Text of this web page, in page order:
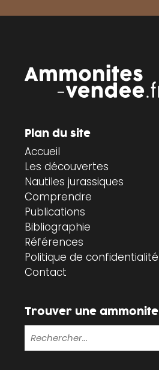
Plan du site
Accueil
Les découvertes
Nautiles jurassiques
Comprendre
Publications
Bibliographie
Références
Politique de confidentialité
Contact
Trouver une ammonite